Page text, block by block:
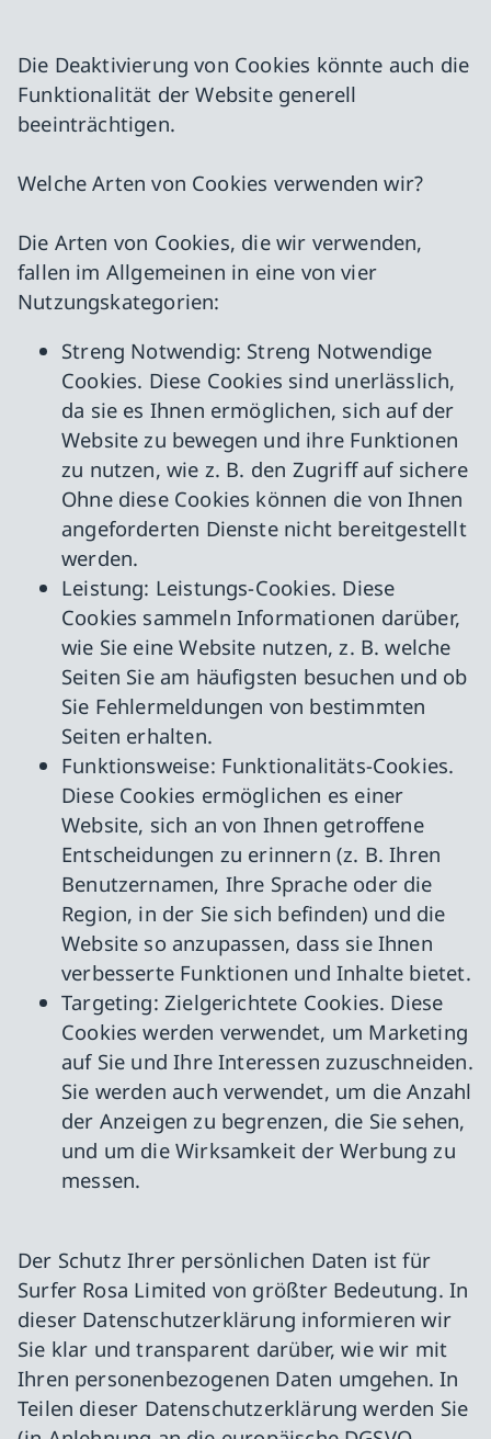
Die Deaktivierung von Cookies könnte auch die
Funktionalität der Website generell
beeinträchtigen.
Welche Arten von Cookies verwenden wir?
Die Arten von Cookies, die wir verwenden,
fallen im Allgemeinen in eine von vier
Nutzungskategorien:
Streng Notwendig: Streng Notwendige
Cookies. Diese Cookies sind unerlässlich,
da sie es Ihnen ermöglichen, sich auf der
Website zu bewegen und ihre Funktionen
zu nutzen, wie z. B. den Zugriff auf sichere
Ohne diese Cookies können die von Ihnen
angeforderten Dienste nicht bereitgestellt
werden.
Leistung: Leistungs-Cookies. Diese
Cookies sammeln Informationen darüber,
wie Sie eine Website nutzen, z. B. welche
Seiten Sie am häufigsten besuchen und ob
Sie Fehlermeldungen von bestimmten
Seiten erhalten.
Funktionsweise: Funktionalitäts-Cookies.
Diese Cookies ermöglichen es einer
Website, sich an von Ihnen getroffene
Entscheidungen zu erinnern (z. B. Ihren
Benutzernamen, Ihre Sprache oder die
Region, in der Sie sich befinden) und die
Website so anzupassen, dass sie Ihnen
verbesserte Funktionen und Inhalte bietet.
Targeting: Zielgerichtete Cookies. Diese
Cookies werden verwendet, um Marketing
auf Sie und Ihre Interessen zuzuschneiden.
Sie werden auch verwendet, um die Anzahl
der Anzeigen zu begrenzen, die Sie sehen,
und um die Wirksamkeit der Werbung zu
messen.
Der Schutz Ihrer persönlichen Daten ist für
Surfer Rosa Limited von größter Bedeutung. In
dieser Datenschutzerklärung informieren wir
Sie klar und transparent darüber, wie wir mit
Ihren personenbezogenen Daten umgehen. In
Teilen dieser Datenschutzerklärung werden Sie